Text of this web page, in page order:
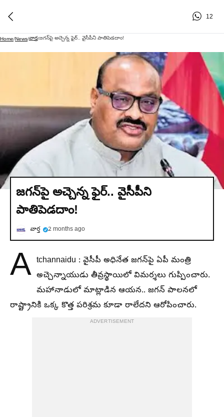
12
Home/News/వార్త/జగన్‌పై అచ్చెన్న ఫైర్.. వైసీపీని పాతిపెడదాం!
జగన్‌పై అచ్చెన్న ఫైర్.. వైసీపీని
పాతిపెడదాం!
వార్త 2 months ago
A tchannaidu : వైసీపీ అధినేత జగన్‌పై ఏపీ మంత్రి
అచ్చెన్నాయుడు తీవ్రస్థాయిలో విమర్శలు గుప్పించారు.
మహానాడులో మాట్లాడిన ఆయన.. జగన్ పాలనలో
రాష్ట్రానికి ఒక్క కొత్త పరిశ్రమ కూడా రాలేదని ఆరోపించారు.
ADVERTISEMENT